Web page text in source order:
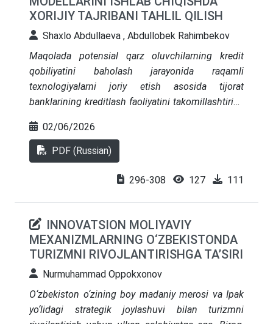
tavsiyalar ishlab chiqish ham tahlil qilindi
XORIJIY TAJRIBANI TAHLIL QILISH
Shaxlo Abdullaeva , Abdullobek Rahimbekov
Maqolada potensial qarz oluvchilarning kredit
qobiliyatini baholash jarayonida raqamli
texnologiyalarni joriy etish asosida tijorat
banklarining kreditlash faoliyatini takomillashtirish
kreditlashning innovatsion modellari tahlili taqdim
etilib, kredit faoliyati va kredit risklarini boshqarish
masalalari, bank faoliyatini raqamlashtirishni
rivojlantirishning asosiy yo‘nalishlari ko‘rib chiqildi
02/06/2026
PDF (Russian)
296-308 127 111
INNOVATSION MOLIYAVIY
MEXANIZMLARNING O‘ZBEKISTONDA
TURIZMNI RIVOJLANTIRISHGA TA’SIRI
Nurmuhammad Oppokxonov
O‘zbekiston o‘zining boy madaniy merosi va Ipak
yo‘lidagi strategik joylashuvi bilan turizmni